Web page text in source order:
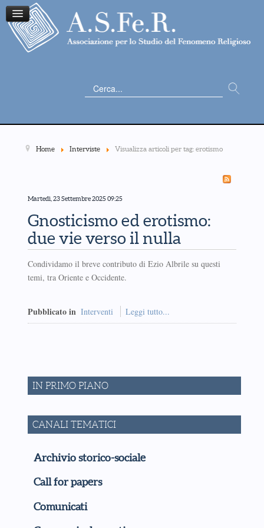
Cerca...
Home Interviste Visualizza articoli per tag: erotismo
Martedì, 23 Settembre 2025 09:25
Gnosticismo ed erotismo:
due vie verso il nulla
Condividamo il breve contributo di Ezio Albrile su questi
temi, tra Oriente e Occidente.
Pubblicato in Interventi Leggi tutto...
IN PRIMO PIANO
CANALI TEMATICI
Archivio storico-sociale
Call for papers
Comunicati